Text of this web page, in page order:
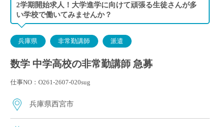
2学期開始求人！大学進学に向けて頑張る生徒さんが多
い学校で働いてみませんか？
兵庫県 非常勤講師 派遣
数学 中学高校の非常勤講師 急募
仕事NO：O261-2607-020sug
兵庫県西宮市